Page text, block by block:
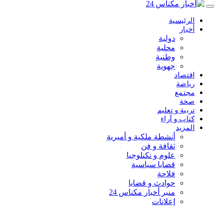
الرئيسية
أخبار
دولية
محلية
وطنية
جهوية
اقتصاد
رياضة
مجتمع
صحة
تربية و تعليم
كتاب و آراء
المزيد
أنشطة ملكية و أميرية
ثقافة و فن
علوم و تكنلوجيا
قضايا سياسية
فلاحة
حوادث و قضايا
منبر أخبار مكناس 24
إعلانات